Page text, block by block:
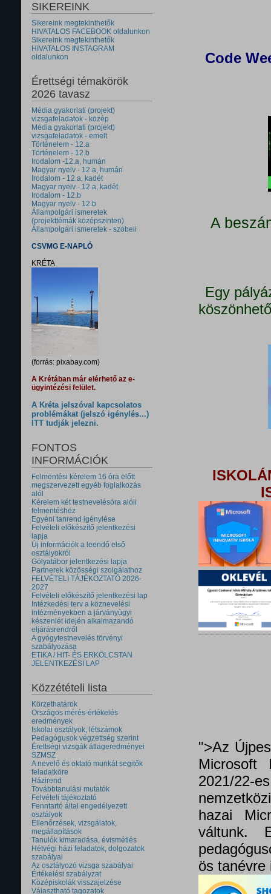
SIKEREINK
Sikereink megtekinthetők
HIVATALOS FACEBOOK oldalunkon
Sikereink megtekinthetők
HIVATALOS INSTAGRAM
oldalunkon
Érettségi témakörök
2026 tavasz
Média gyakorlati (projekt)
vizsgafeladatok - közép
Média gyakorlati (projekt)
vizsgafeladatok - emelt
Történelem - 12.a
Történelem - 12.b
Irodalom -12.a, humán
Magyar nyelv - 12.a, humán
Irodalom - 12.a, kadét
Magyar nyelv - 12.a, kadét
Irodalom - 12.b
Magyar nyelv - 12.b
Állampolgári ismeretek
(projekttémák középszinten)
Állampolgári ismeretek - szóbeli
CSVMG E-NAPLÓ
KRÉTA
(forrás: pixabay.com)
A Krétában már elérhető az e-
ügyintézési felület.
A Kréta jelszóval kapcsolatos
problémákat (jelszó igénylés...)
ITT tudják jelezni.
FONTOS
INFORMÁCIÓK
Felmentési kérelem 16 óra előtt
megszervezett egyéb foglalkozás
alól
Kérelem két testnevelésóra alóli
felmentéshez
Egyéni tanrend igénylése
Felvételi előkészítő jelentkezési
lapja
Új információk a leendő első
osztályokról
Gólyatábor jelentkezési lapja
Partnerek közösségi szolgálathoz
FELVÉTELI TÁJÉKOZTATÓ 2026-
2027
Felvételi előkészítő jelentkezési lap
Intézkedési terv a köznevelési
intézményekben a járványügyi
készenlét idején alkalmazandó
eljárásrendről
A gyógytestnevelés törvényi
szabályozása
ETIKA / HIT- ÉS ERKÖLCSTAN
JELENTKEZÉSI LAP
Közzétételi lista
Körzethatárok
Országos mérés-értékelés
eredmények
Iskolai osztályok, létszámok
Pedagógusok végzettség szerint
Érettségi vizsgák átlageredményei
SZMSZ
A nevelő és oktató munkát segitők
feladatköre
Házirend
Továbbtanulási mutatók
Felvételi tájékoztató
Fenntartó által engedélyezett
osztályok
Ellenőrzések, vizsgálatok,
megállapítások
Tanulók kimaradása, évismétlés
Hétvégi házi feladatok, dolgozatok
szabályai
Az osztályozó vizsga szabályai
Értékelési szabályzat
Középiskolák visszajelzése
Választható tagozatok
Code
A
Egy
">Az
Microsoft
2021/
hazai
váltunk.
ös tanévre